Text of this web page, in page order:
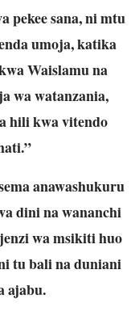
pekee sana, ni mtu
umoja, katika
Waislamu na
wa watanzania,
hili kwa vitendo
anawashukuru
dini na wananchi
wa msikiti huo
tu bali na duniani
ajabu.